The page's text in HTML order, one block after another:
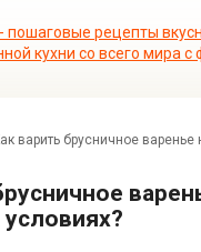
варить брусничное варенье